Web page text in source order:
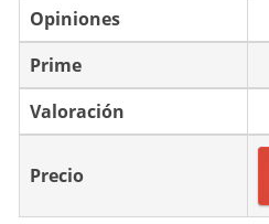
Opiniones
Prime
Valoración
Precio